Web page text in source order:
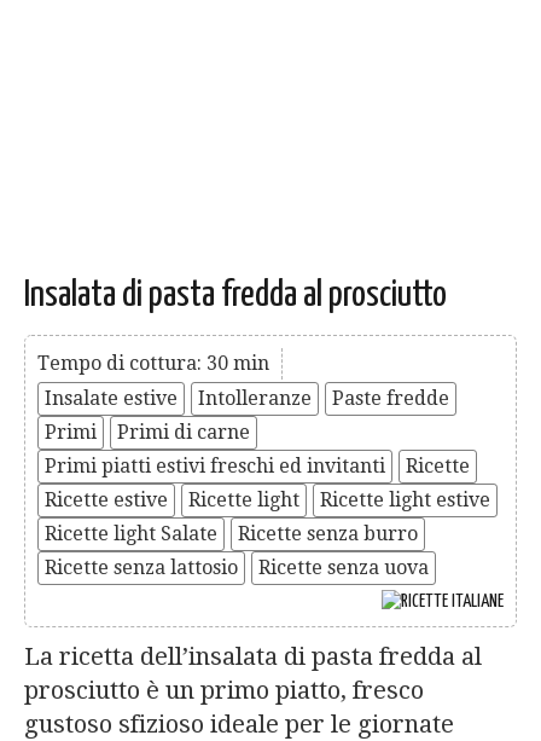
Insalata di pasta fredda al prosciutto
Tempo di cottura: 30 min
Insalate estive
Intolleranze
Paste fredde
Primi
Primi di carne
Primi piatti estivi freschi ed invitanti
Ricette
Ricette estive
Ricette light
Ricette light estive
Ricette light Salate
Ricette senza burro
Ricette senza lattosio
Ricette senza uova
La ricetta dell’insalata di pasta fredda al
prosciutto è un primo piatto, fresco
gustoso sfizioso ideale per le giornate